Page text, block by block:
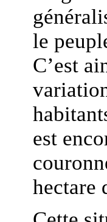
le
C’est
est
hectare